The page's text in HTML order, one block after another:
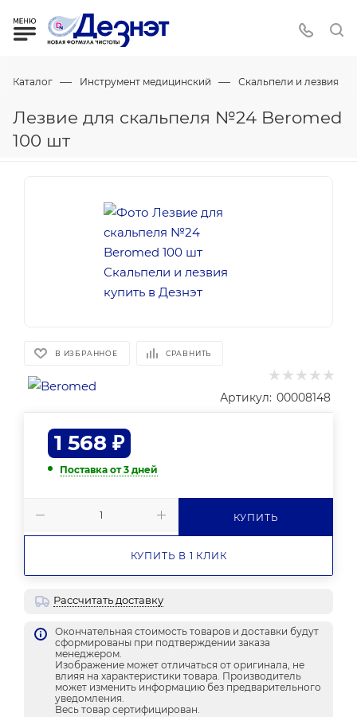
Каталог — Инструмент медицинский — Скальпели и лезвия
Лезвие для скальпеля №24 Beromed
100 шт
В ИЗБРАННОЕ СРАВНИТЬ
Артикул: 00008148
1 568 ₽
Поставка от 3 дней
КУПИТЬ
КУПИТЬ В 1 КЛИК
Рассчитать доставку
Окончательная стоимость товаров и доставки будут
сформированы при подтверждении заказа
менеджером.
Изображение может отличаться от оригинала, не
влияя на характеристики товара. Производитель
может изменить информацию без предварительного
уведомления.
Весь товар сертифицирован.